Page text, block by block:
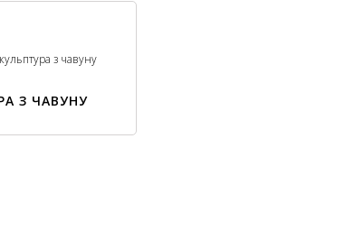
з чавуну
З ЧАВУНУ